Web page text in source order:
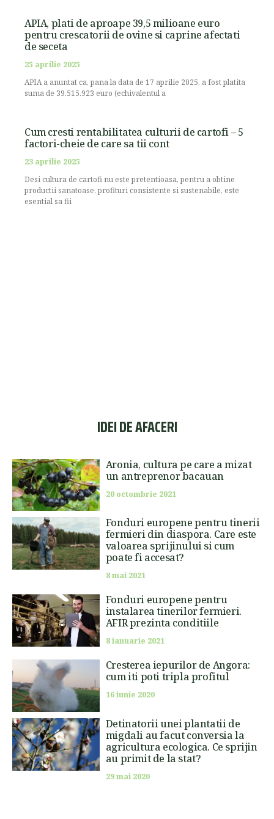
APIA, plati de aproape 39,5 milioane euro
pentru crescatorii de ovine si caprine afectati
de seceta
25 aprilie 2025
APIA a anuntat ca, pana la data de 17 aprilie 2025, a fost platita
suma de 39.515.923 euro (echivalentul a
Cum cresti rentabilitatea culturii de cartofi – 5
factori-cheie de care sa tii cont
23 aprilie 2025
Desi cultura de cartofi nu este pretentioasa, pentru a obtine
productii sanatoase, profituri consistente si sustenabile, este
esential sa fii
IDEI DE AFACERI
Aronia, cultura pe care a mizat
un antreprenor bacauan
20 octombrie 2021
Fonduri europene pentru tinerii
fermieri din diaspora. Care este
valoarea sprijinului si cum
poate fi accesat?
8 mai 2021
Fonduri europene pentru
instalarea tinerilor fermieri.
AFIR prezinta conditiile
8 ianuarie 2021
Cresterea iepurilor de Angora:
cum iti poti tripla profitul
16 iunie 2020
Detinatorii unei plantatii de
migdali au facut conversia la
agricultura ecologica. Ce sprijin
au primit de la stat?
29 mai 2020